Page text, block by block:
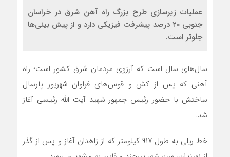
عملیات زیرسازی طرح بزرگ راه آهن شرق در خراسان
جنوبی ۲۰ درصد پیشرفت فیزیکی دارد و از پیش بینی‌ها
جلوتر است.
سال‌های سال است که آرزوی مردمان شرق کشور است؛ راه
آهنی که پس از کش و قوس‌های فراوان شهریور پارسال
ساختش با حضور رئیس جمهور شهید آیت الله رئیسی آغاز
شد.
خط ریلی به طول ۹۱۷ کیلومتر که از زاهدان آغاز و پس از گذر